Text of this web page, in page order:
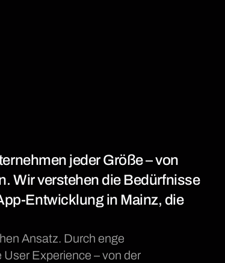
jeder Größe – von
Wir verstehen die Bedürfnisse
Entwicklung in Mainz, die
Ansatz. Durch enge
Experience – von der